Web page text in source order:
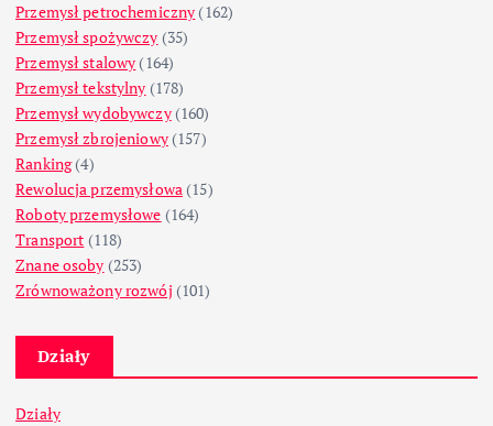
Przemysł petrochemiczny (162)
Przemysł spożywczy (35)
Przemysł stalowy (164)
Przemysł tekstylny (178)
Przemysł wydobywczy(160)
Przemysł zbrojeniowy(157)
Ranking(4)
Rewolucja przemysłowa (15)
Roboty przemysłowe (164)
Transport (118)
Znane osoby (253)
Zrównoważony rozwój (101)
Działy
Działy